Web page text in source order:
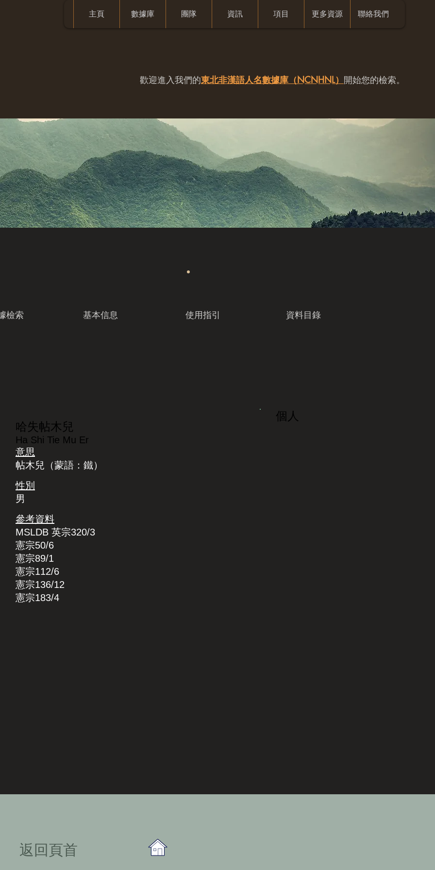
主頁 數據庫 團隊 資訊 項目 更多資源 聯絡我們
歡迎進入我們的東北非漢語人名數據庫（NCNHNL） 開始您的檢索。
檢索 基本信息 使用指引 資料目錄
哈失帖木兒
Ha Shi Tie Mu Er
意思
帖木兒（蒙語：鐵）
性別
男
參考資料
MSLDB 英宗320/3
憲宗50/6
憲宗89/1
憲宗112/6
憲宗136/12
憲宗183/4
個人
​返回頁首